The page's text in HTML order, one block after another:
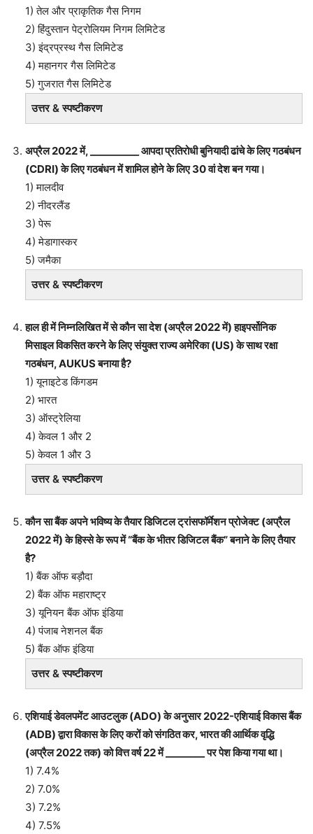
1) तेल और प्राकृतिक गैस निगम
2) हिंदुस्तान पेट्रोलियम निगम लिमिटेड
3) इंद्रप्रस्थ गैस लिमिटेड
4) महानगर गैस लिमिटेड
5) गुजरात गैस लिमिटेड
उत्तर & स्पष्टीकरण
अप्रैल 2022 में, __________ आपदा प्रतिरोधी बुनियादी ढांचे के लिए गठबंधन
(CDRI) के लिए गठबंधन में शामिल होने के लिए 30 वां देश बन गया।
1) मालदीव
2) नीदरलैंड
3) पेरू
4) मेडागास्कर
5) जमैका
उत्तर & स्पष्टीकरण
हाल ही में निम्नलिखित में से कौन सा देश (अप्रैल 2022 में) हाइपर्सोनिक
मिसाइल विकसित करने के लिए संयुक्त राज्य अमेरिका (US) के साथ रक्षा
गठबंधन, AUKUS बनाया है?
1) यूनाइटेड किंगडम
2) भारत
3) ऑस्ट्रेलिया
4) केवल 1 और 2
5) केवल 1 और 3
उत्तर & स्पष्टीकरण
कौन सा बैंक अपने भविष्य के तैयार डिजिटल ट्रांसफॉर्मेशन प्रोजेक्ट (अप्रैल
2022 में) के हिस्से के रूप में “बैंक के भीतर डिजिटल बैंक” बनाने के लिए तैयार
है?
1) बैंक ऑफ बड़ौदा
2) बैंक ऑफ महाराष्ट्र
3) यूनियन बैंक ऑफ इंडिया
4) पंजाब नेशनल बैंक
5) बैंक ऑफ इंडिया
उत्तर & स्पष्टीकरण
एशियाई डेवलपमेंट आउटलुक (ADO) के अनुसार 2022-एशियाई विकास बैंक
(ADB) द्वारा विकास के लिए करों को संगठित कर, भारत की आर्थिक वृद्धि
(अप्रैल 2022 तक) को वित्त वर्ष 22 में ________ पर पेश किया गया था।
1) 7.4%
2) 7.0%
3) 7.2%
4) 7.5%